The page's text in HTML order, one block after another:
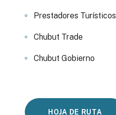
Prestadores Turísticos
Chubut Trade
Chubut Gobierno
HOJA DE RUTA